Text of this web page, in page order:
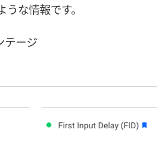
な情報です。
テージ